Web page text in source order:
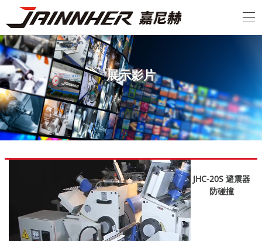
展示影片
JHC-20S 避震器
防碰撞